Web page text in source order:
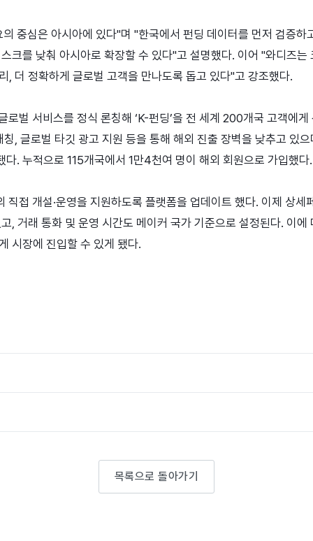
중심은 아시아에 있다"며 "한국에서 펀딩 데이터를 먼저 검증하
크를 낮춰 아시아로 확장할 수 있다"고 설명했다. 이어 "와디즈는
, 더 정확하게 글로벌 고객을 만나도록 돕고 있다"고 강조했다.
로벌 서비스를 정식 론칭해 ‘K-펀딩’을 전 세계 200개국 고객에
, 글로벌 타깃 광고 지원 등을 통해 해외 진출 장벽을 낮추고 있
다. 누적으로 115개국에서 1만4천여 명이 해외 회원으로 가입했다.
직접 개설·운영을 지원하도록 플랫폼을 업데이트 했다. 이제 상세
, 거래 통화 및 운영 시간도 메이커 국가 기준으로 설정된다. 이에
시장에 진입할 수 있게 됐다.
목록으로 돌아가기